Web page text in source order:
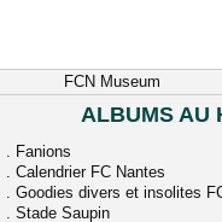
FCN Museum
ALBUMS AU
. Fanions
. Calendrier FC Nantes
. Goodies divers et insolites
. Stade Saupin